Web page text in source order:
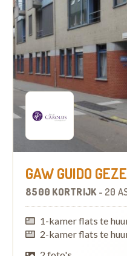
GAW GUIDO
8500 KORTRIJK - 20
1-kamer flats te
2-kamer flats te